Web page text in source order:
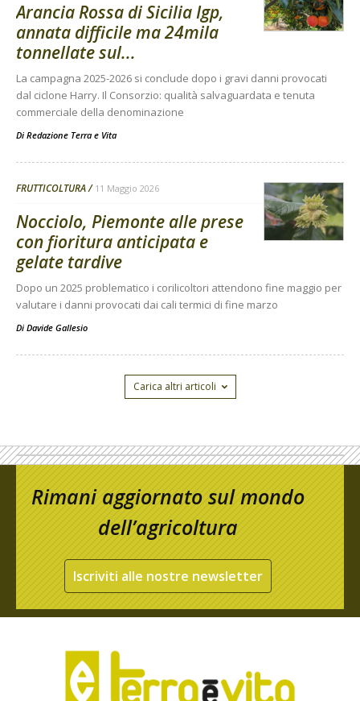
Arancia Rossa di Sicilia Igp,
annata difficile ma 24mila
tonnellate sul...
La campagna 2025-2026 si conclude dopo i gravi danni provocati
dal ciclone Harry. Il Consorzio: qualità salvaguardata e tenuta
commerciale della denominazione
Di Redazione Terra e Vita
FRUTTICOLTURA 11 Maggio 2026
Nocciolo, Piemonte alle prese
con fioritura anticipata e
gelate tardive
Dopo un 2025 problematico i corilicoltori attendono fine maggio per
valutare i danni provocati dai cali termici di fine marzo
Di Davide Gallesio
Carica altri articoli
Rimani aggiornato sul mondo
dell’agricoltura
Iscriviti alle nostre newsletter